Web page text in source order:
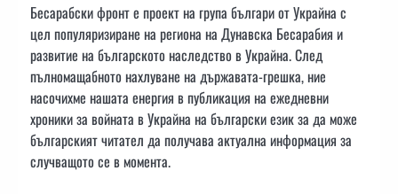
Бесарабски фронт е проект на група българи от Украйна с
цел популяризиране на региона на Дунавска Бесарабия и
развитие на българското наследство в Украйна. След
пълномащабното нахлуване на държавата-грешка, ние
насочихме нашата енергия в публикация на ежедневни
хроники за войната в Украйна на български език за да може
българският читател да получава актуална информация за
случващото се в момента.